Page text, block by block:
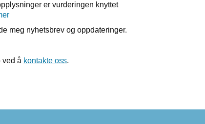
er vurderingen knyttet
meg nyhetsbrev og oppdateringer.
ved å kontakte oss.